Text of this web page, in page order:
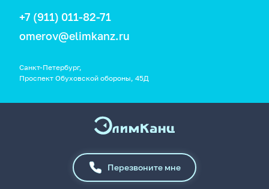
+7 (911) 011-82-71
omerov@elimkanz.ru
Санкт-Петербург,
Проспект Обуховской обороны, 45Д
Перезвоните мне